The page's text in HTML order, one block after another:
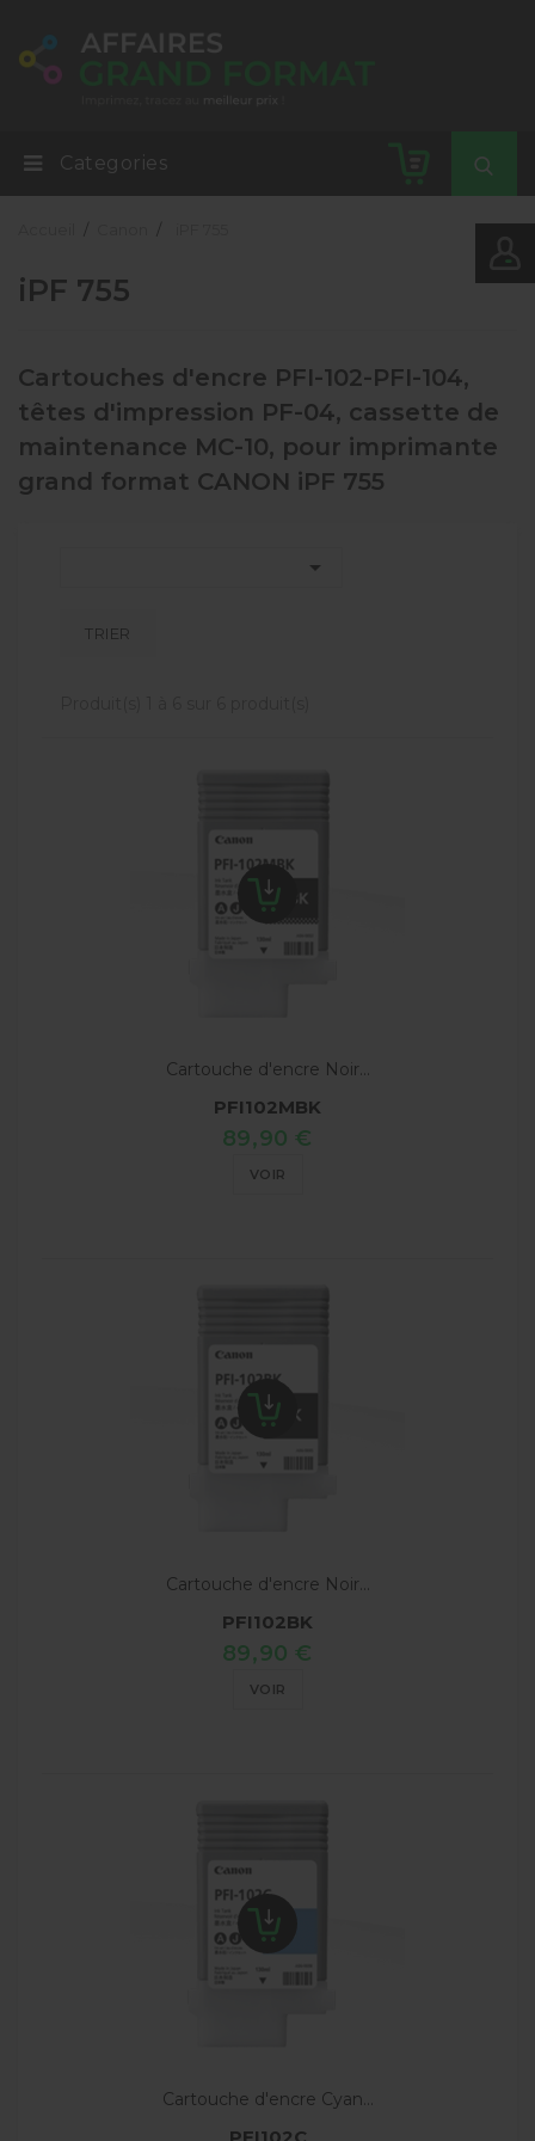
Categories
iPF 755
Cartouches d'encre PFI-102-PFI-104,
têtes d'impression PF-04, cassette de
maintenance MC-10, pour imprimante
grand format CANON iPF 755

TRIER
Cartouche d'encre Noir...
PFI102MBK
89,90 €
VOIR
Cartouche d'encre Noir...
PFI102BK
89,90 €
VOIR
Cartouche d'encre Cyan...